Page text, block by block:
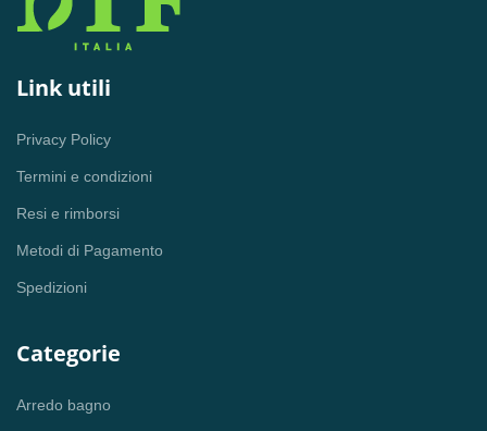
Link utili
Privacy Policy
Termini e condizioni
Resi e rimborsi
Metodi di Pagamento
Spedizioni
Categorie
Arredo bagno